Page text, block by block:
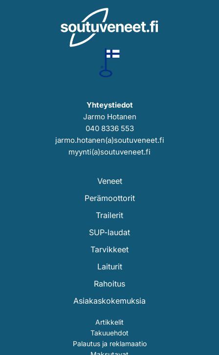
Yhteystiedot
Jarmo Hotanen
040 8336 553
jarmo.hotanen(a)soutuveneet.fi
myynti(a)soutuveneet.fi
Veneet
Perämoottorit
Trailerit
SUP-laudat
Tarvikkeet
Laiturit
Rahoitus
Asiakaskokemuksia
Artikkelit
Takuuehdot
Palautus ja reklamaatio